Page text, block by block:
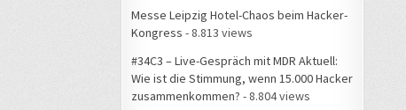
Messe Leipzig Hotel-Chaos beim Hacker-
Kongress - 8.813 views
#34C3 – Live-Gespräch mit MDR Aktuell:
Wie ist die Stimmung, wenn 15.000 Hacker
zusammenkommen? - 8.804 views